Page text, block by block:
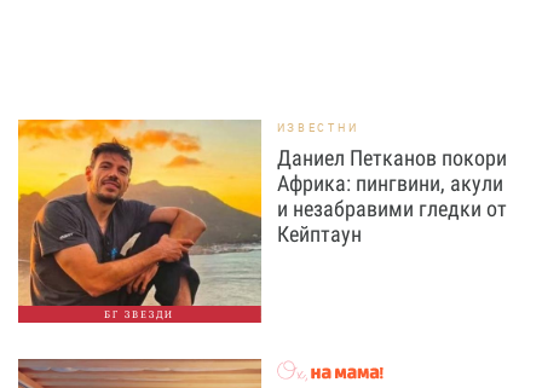
БГ ЗВЕЗДИ
ИЗВЕСТНИ
Даниел Петканов покори
Африка: пингвини, акули
и незабравими гледки от
Кейптаун